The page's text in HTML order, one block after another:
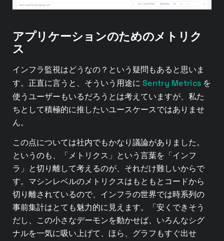
アプリケーションのためのメトリク
ス
インフラ監視はどうなの？という疑問もあると思いま
す。正直に言うと、そういう用途に Sentry Metrics を
使うユーザーもいるだろうとは考えていますが、私た
ちとして積極的に推したいユースケースではありませ
ん。
この点については社内でもかなり議論がありました。
というのも、「メトリクス」という言葉を「インフ
ラ」と切り離して考えるのが、それだけ難しいからで
す。マシンレベルのメトリクスはもともとコードから
切り離されているので、インフラの世界では時系列の
事前集計はとても魅力的に見えます。「安くできそう
だし、この小さなデーモンを動かせば、いろんなシグ
ナルを一気に吸い上げて、ほら、グラフもすぐ出せ